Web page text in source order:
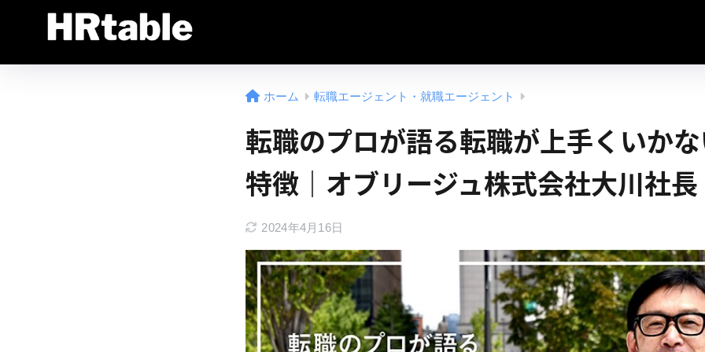
ホーム 転職エージェント・就職エージェント
転職のプロが語る転職が上手くいか
特徴｜オブリージュ株式会社大川社長
2024年4月16日